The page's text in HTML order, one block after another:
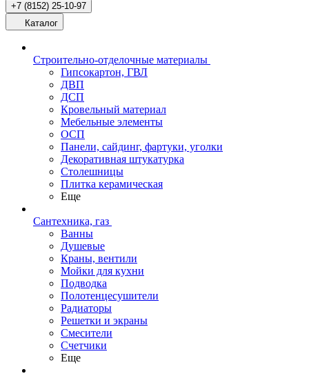
+7 (8152) 25-10-97
Каталог
Строительно-отделочные материалы
Гипсокартон, ГВЛ
ДВП
ДСП
Кровельный материал
Мебельные элементы
ОСП
Панели, сайдинг, фартуки, уголки
Декоративная штукатурка
Столешницы
Плитка керамическая
Еще
Сантехника, газ
Ванны
Душевые
Краны, вентили
Мойки для кухни
Подводка
Полотенцесушители
Радиаторы
Решетки и экраны
Смесители
Счетчики
Еще